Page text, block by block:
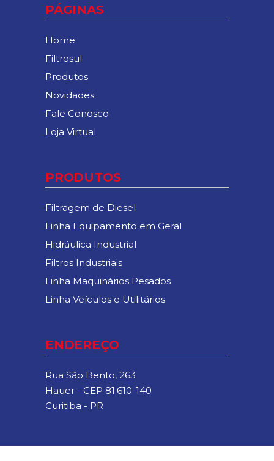
PÁGINAS
Home
Filtrosul
Produtos
Novidades
Fale Conosco
Loja Virtual
PRODUTOS
Filtragem de Diesel
Linha Equipamento em Geral
Hidráulica Industrial
Filtros Industriais
Linha Maquinários Pesados
Linha Veículos e Utilitários
ENDEREÇO
Rua São Bento, 263
Hauer - CEP 81.610-140
Curitiba - PR